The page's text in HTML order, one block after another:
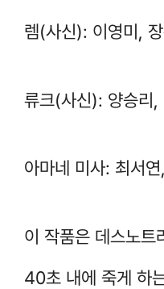
렘(사신): 이영미,
류크(사신): 양승리,
아마네 미사: 최서연
이 작품은 데스노트
40초 내에 죽게 하